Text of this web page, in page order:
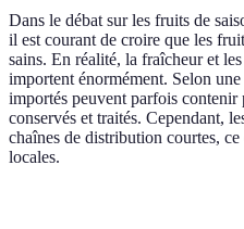
Dans le débat sur les fruits de
il est courant de croire que les
sains. En réalité, la fraîcheur et
importent énormément. Selon une
importés peuvent parfois
conservés et traités. Cependant,
chaînes de distribution courtes,
locales.